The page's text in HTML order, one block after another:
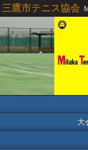
三鷹市テニス協会
大